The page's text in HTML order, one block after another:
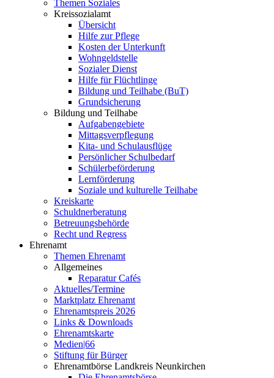
Themen Soziales
Kreissozialamt
Übersicht
Hilfe zur Pflege
Kosten der Unterkunft
Wohngeldstelle
Sozialer Dienst
Hilfe für Flüchtlinge
Bildung und Teilhabe (BuT)
Grundsicherung
Bildung und Teilhabe
Aufgabengebiete
Mittagsverpflegung
Kita- und Schulausflüge
Persönlicher Schulbedarf
Schülerbeförderung
Lernförderung
Soziale und kulturelle Teilhabe
Kreiskarte
Schuldnerberatung
Betreuungsbehörde
Recht und Regress
Ehrenamt
Themen Ehrenamt
Allgemeines
Reparatur Cafés
Aktuelles/Termine
Marktplatz Ehrenamt
Ehrenamtspreis 2026
Links & Downloads
Ehrenamtskarte
Medien|66
Stiftung für Bürger
Ehrenamtbörse Landkreis Neunkirchen